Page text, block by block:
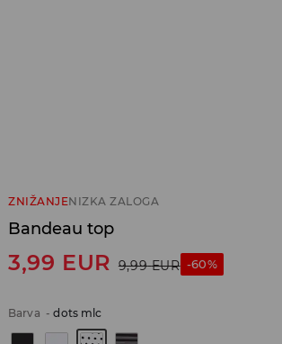
ZNIŽANJENIZKA ZALOGA
Bandeau top
3,99 EUR 9,99 EUR -60%
Barva -dots mlc